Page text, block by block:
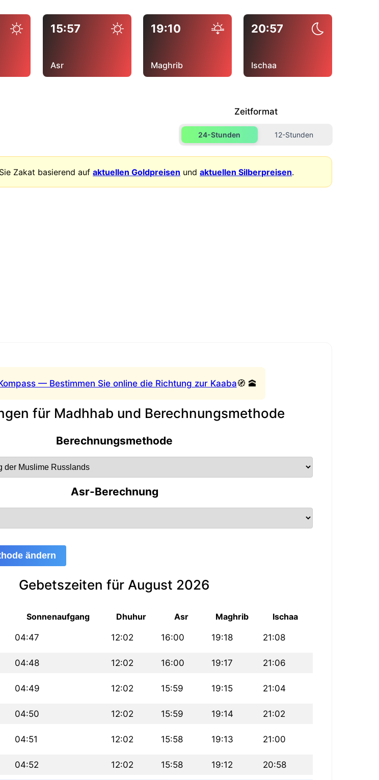
15:57
Asr
19:10
Maghrib
20:57
Ischaa
Zeitformat
24-Stunden 12-Stunden
Zakat basierend aufaktuellen Goldpreisen undaktuellen Silberpreisen.
— Bestimmen Sie online die Richtung zur Kaaba🧭 🕋
für Madhhab und Berechnungsmethode
Berechnungsmethode
Asr-Berechnung
ändern
Gebetszeiten für August 2026
Sonnenaufgang Dhuhur Asr Maghrib Ischaa
04:47 12:02 16:00 19:18 21:08
04:48 12:02 16:00 19:17 21:06
04:49 12:02 15:59 19:15 21:04
04:50 12:02 15:59 19:14 21:02
04:51 12:02 15:58 19:13 21:00
04:52 12:02 15:58 19:12 20:58